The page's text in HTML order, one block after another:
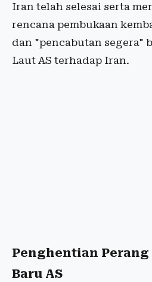
Iran telah selesai serta
rencana pembukaan
dan "pencabutan segera"
Laut AS terhadap Iran.
Penghentian
Baru AS